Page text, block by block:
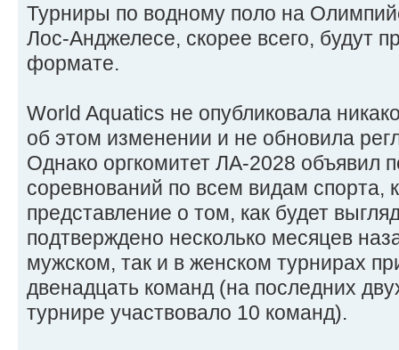
Турниры по водному поло на
Лос-Анджелесе, скорее всего, будут
формате.
World Aquatics не опубликовала
об этом изменении и не обновила
Однако оргкомитет ЛА-2028 объявил
соревнований по всем видам спорта,
представление о том, как будет
подтверждено несколько месяцев
мужском, так и в женском турнирах
двенадцать команд (на последних
турнире участвовало 10 команд).